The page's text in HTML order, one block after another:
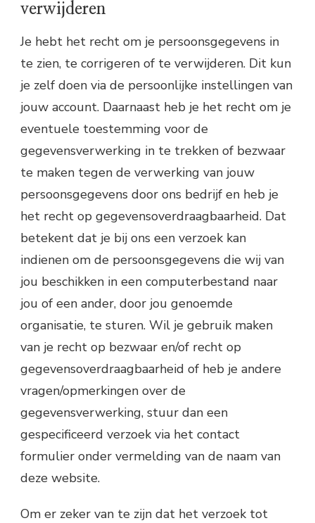
verwijderen
Je hebt het recht om je persoonsgegevens in
te zien, te corrigeren of te verwijderen. Dit kun
je zelf doen via de persoonlijke instellingen van
jouw account. Daarnaast heb je het recht om je
eventuele toestemming voor de
gegevensverwerking in te trekken of bezwaar
te maken tegen de verwerking van jouw
persoonsgegevens door ons bedrijf en heb je
het recht op gegevensoverdraagbaarheid. Dat
betekent dat je bij ons een verzoek kan
indienen om de persoonsgegevens die wij van
jou beschikken in een computerbestand naar
jou of een ander, door jou genoemde
organisatie, te sturen. Wil je gebruik maken
van je recht op bezwaar en/of recht op
gegevensoverdraagbaarheid of heb je andere
vragen/opmerkingen over de
gegevensverwerking, stuur dan een
gespecificeerd verzoek via het contact
formulier onder vermelding van de naam van
deze website.
Om er zeker van te zijn dat het verzoek tot